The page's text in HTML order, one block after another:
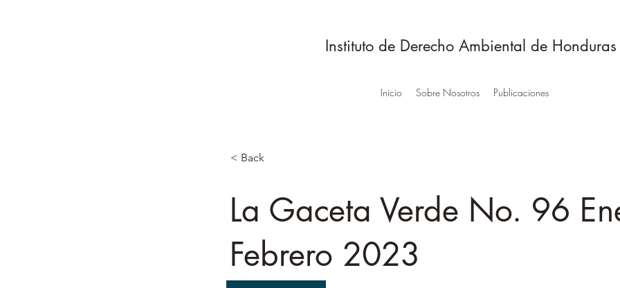
Instituto de Derecho Ambiental de Honduras
Inicio Sobre Nosotros Publicaciones
< Back
La Gaceta Verde No. 96
Febrero 2023